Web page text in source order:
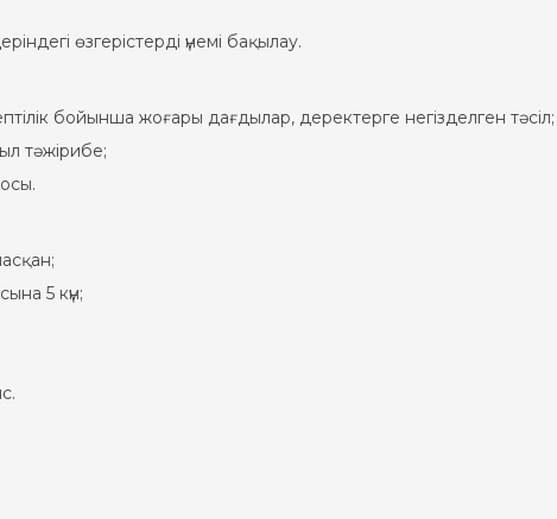
өзгерістерді үнемі бақылау.
бойынша жоғары дағдылар, деректерге негізделген тәсіл;
тәжірибе;
5 күн;